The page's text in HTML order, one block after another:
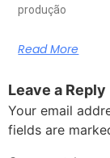
produção
Read More
Leave a Reply
Your email
fields are